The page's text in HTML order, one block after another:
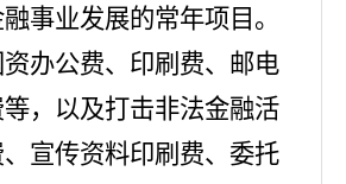
事业发展的常年项目。
办公费、印刷费、邮电
，以及打击非法金融活
宣传资料印刷费、委托